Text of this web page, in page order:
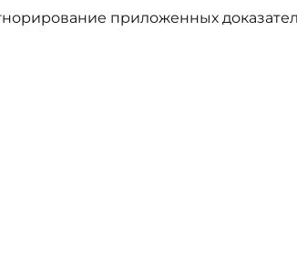
приложенных